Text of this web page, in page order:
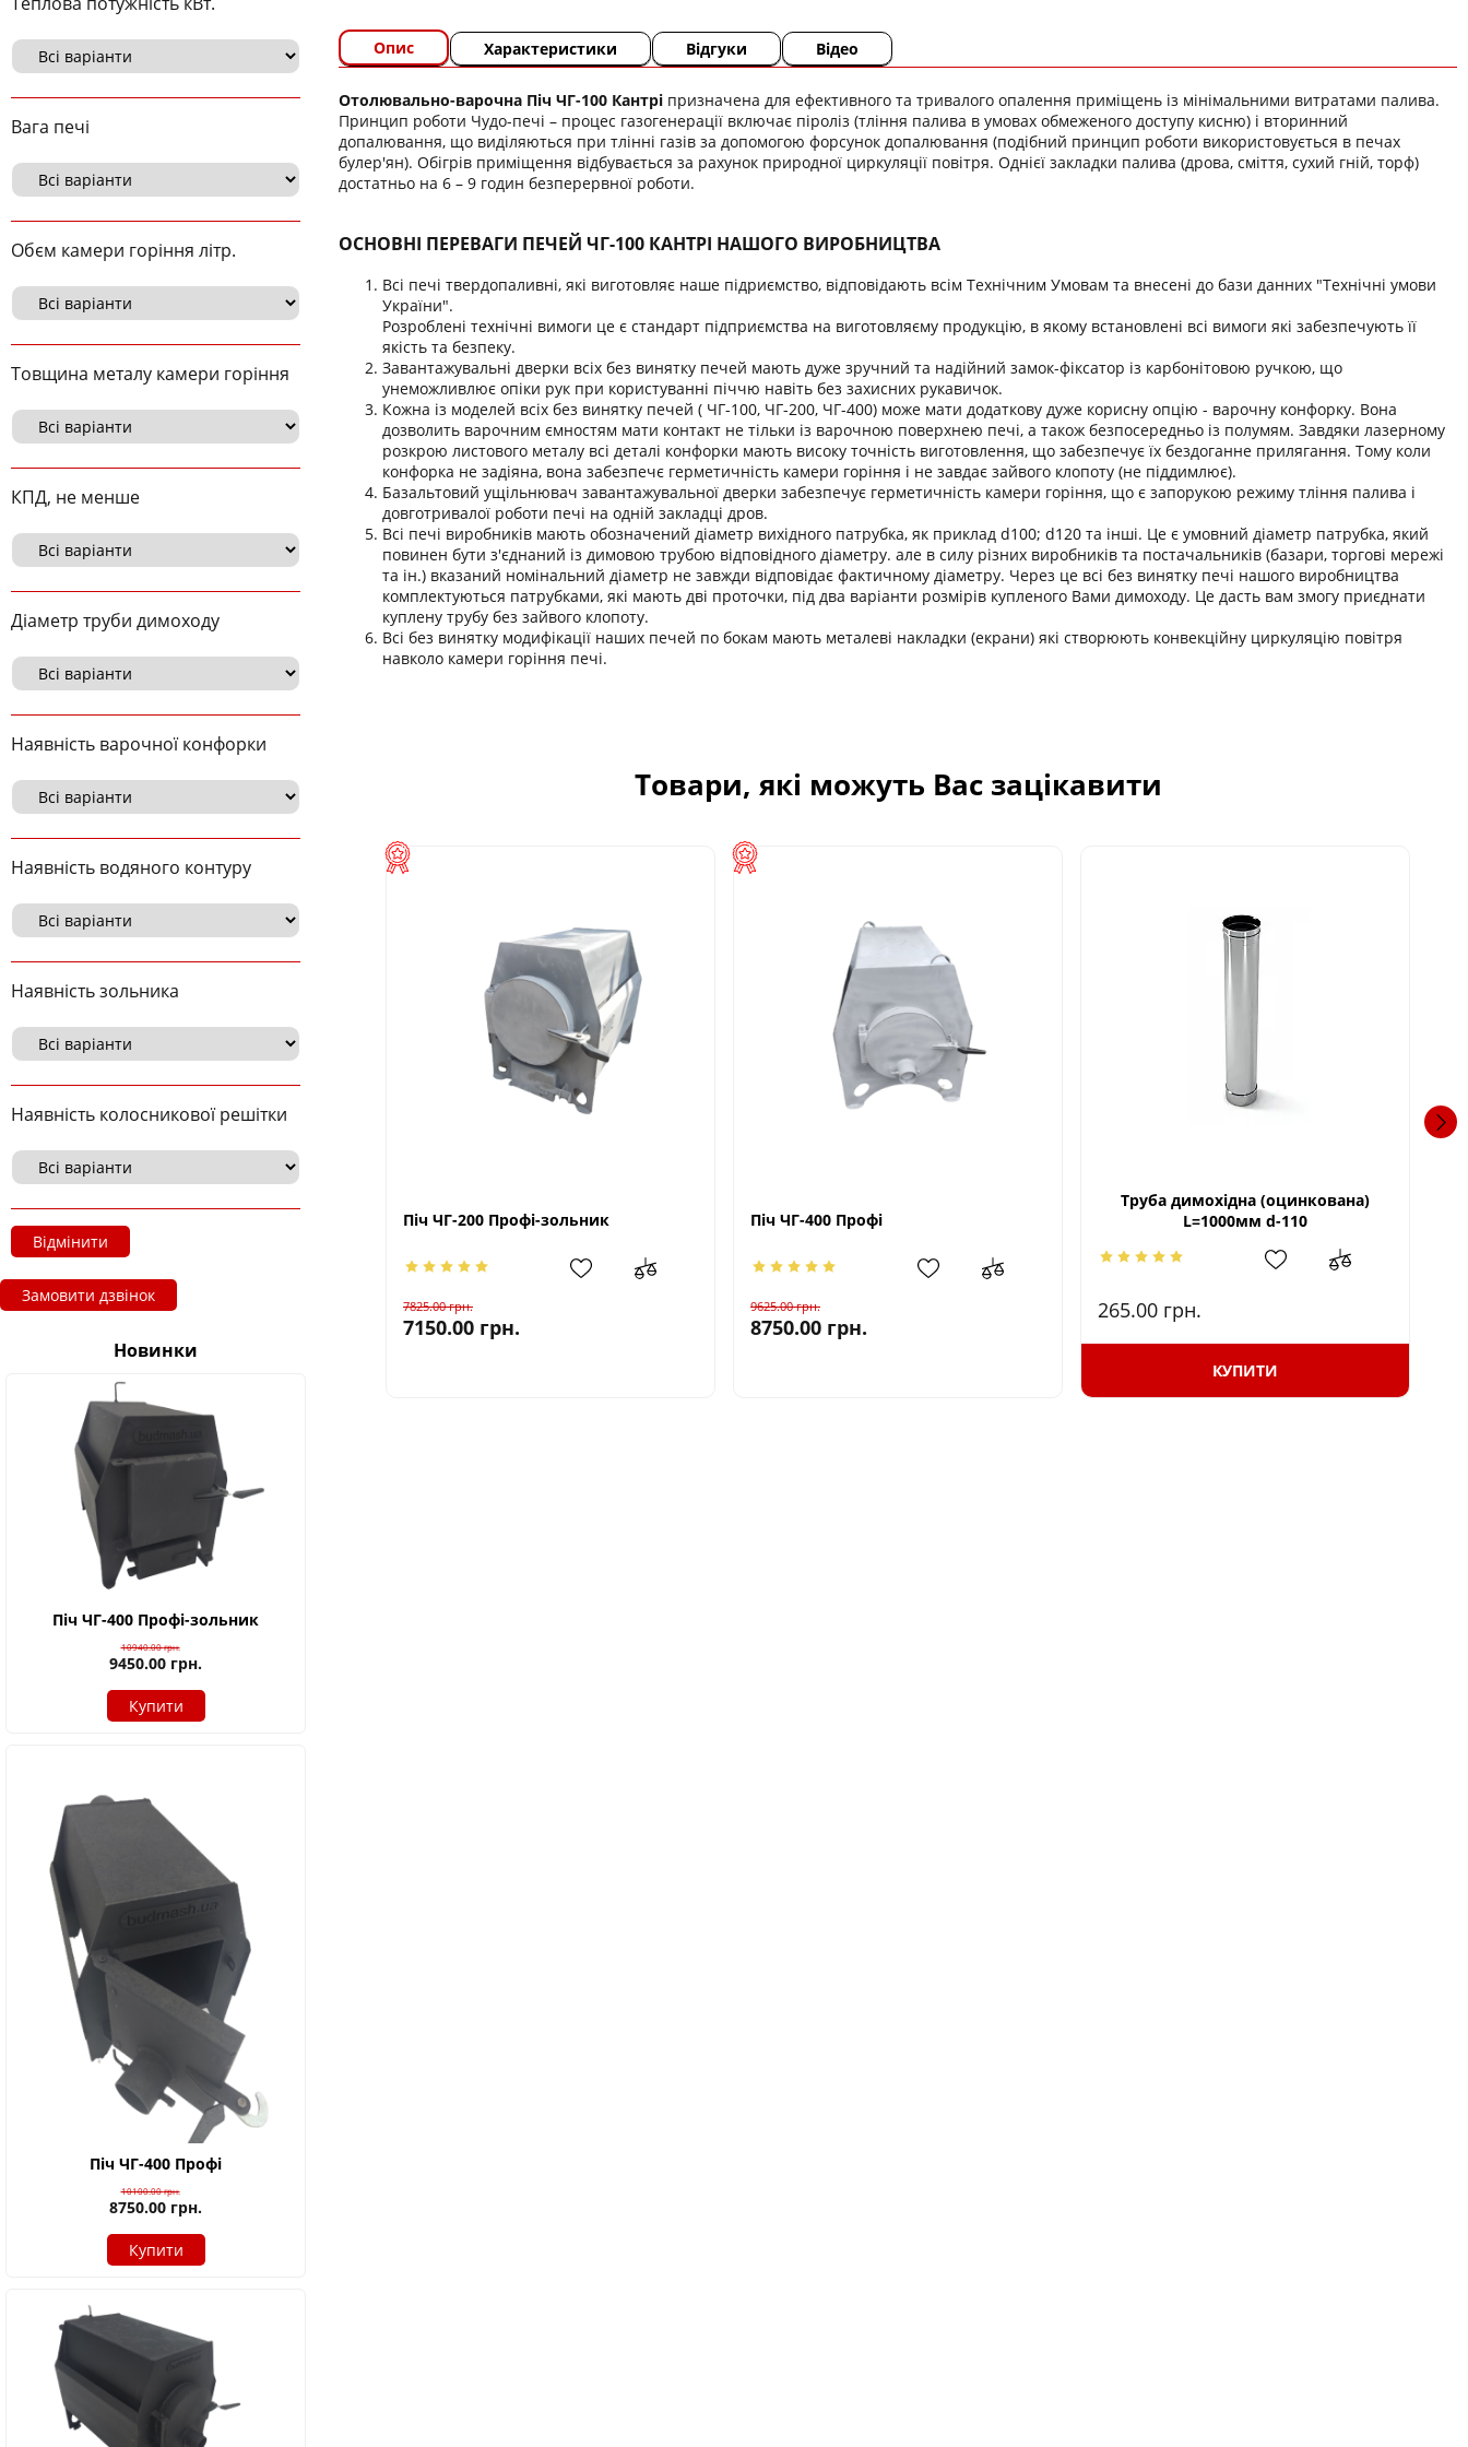
Вага печі
Обєм камери горіння літр.
Товщина металу камери горіння
КПД, не менше
Діаметр труби димоходу
Наявність варочної конфорки
Наявність водяного контуру
Наявність зольника
Наявність колосникової решітки
Відмінити
Замовити дзвінок
Новинки
Піч ЧГ-400 Профі-зольник
10940.00грн.
9450.00 грн.
Купити
Піч ЧГ-400 Профі
10100.00грн.
8750.00 грн.
Купити
Опис Характеристики Відгуки Відео
Отолювально-варочна Піч ЧГ-100 Кантрі призначена для ефективного та тривалого опалення приміщень із мінімальними витратами палива.
Принцип роботи Чудо-печі – процес газогенерації включає піроліз (тління палива в умовах обмеженого доступу кисню) і вторинний
допалювання, що виділяються при тлінні газів за допомогою форсунок допалювання (подібний принцип роботи використовується в печах
булер'ян). Обігрів приміщення відбувається за рахунок природної циркуляції повітря. Однієї закладки палива (дрова, сміття, сухий гній, торф)
достатньо на 6 – 9 годин безперервної роботи.
ОСНОВНІ ПЕРЕВАГИ ПЕЧЕЙ ЧГ-100 КАНТРІ НАШОГО ВИРОБНИЦТВА
Всі печі твердопаливні, які виготовляє наше підриємство, відповідають всім Технічним Умовам та внесені до бази данних "Технічні умови
України".
Розроблені технічні вимоги це є стандарт підприємства на виготовляєму продукцію, в якому встановлені всі вимоги які забезпечують її
якість та безпеку.
Завантажувальні дверки всіх без винятку печей мають дуже зручний та надійний замок-фіксатор із карбонітовою ручкою, що
унеможливлює опіки рук при користуванні піччю навіть без захисних рукавичок.
Кожна із моделей всіх без винятку печей ( ЧГ-100, ЧГ-200, ЧГ-400) може мати додаткову дуже корисну опцію - варочну конфорку. Вона
дозволить варочним ємностям мати контакт не тільки із варочною поверхнею печі, а також безпосередньо із полумям. Завдяки лазерному
розкрою листового металу всі деталі конфорки мають високу точність виготовлення, що забезпечує їх бездоганне прилягання. Тому коли
конфорка не задіяна, вона забезпечє герметичність камери горіння і не завдає зайвого клопоту (не піддимлює).
Базальтовий ущільнювач завантажувальної дверки забезпечує герметичність камери горіння, що є запорукою режиму тління палива і
довготривалої роботи печі на одній закладці дров.
Всі печі виробників мають обозначений діаметр вихідного патрубка, як приклад d100; d120 та інші. Це є умовний діаметр патрубка, який
повинен бути з'єднаний із димовою трубою відповідного діаметру. але в силу різних виробників та постачальників (базари, торгові мережі
та ін.) вказаний номінальний діаметр не завжди відповідає фактичному діаметру. Через це всі без винятку печі нашого виробництва
комплектуються патрубками, які мають дві проточки, під два варіанти розмірів купленого Вами димоходу. Це дасть вам змогу приєднати
куплену трубу без зайвого клопоту.
Всі без винятку модифікації наших печей по бокам мають металеві накладки (екрани) які створюють конвекційну циркуляцію повітря
навколо камери горіння печі.
Товари, які можуть Вас зацікавити
Піч ЧГ-200 Профі-зольник
7825.00грн.
7150.00 грн.
Піч ЧГ-400 Профі
9625.00грн.
8750.00 грн.
Труба димохідна (оцинкована)
L=1000мм d-110
265.00 грн.
КУПИТИ